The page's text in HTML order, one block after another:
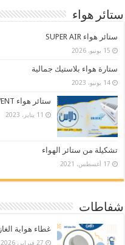
ستائر هواء
ستائر هواء SUPER AIR
15 يونيو، 2026
ستارة هواء بلاستيك جمالية
14 يونيو، 2023
ستائر هواء UNIVENT جميع القياسات والمواصفات
11 يناير، 2023
تشكيلة من ستائر الهواء
17 أغسطس، 2021
شفاطات
غطاء هواية الغاز
27 فبراير، 2026